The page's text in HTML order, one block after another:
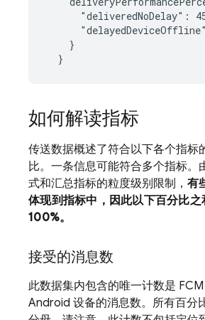
"deliveredNoDelay":
    }
如何解读指标
传送数据概述了符合以下各个指标
比。一条信息可能符合多个指标。
式和汇总指标的粒度级别限制， 有
体现到指标中，因此以下百分比之
100%。
接受的消息数
此数据集内包含的唯一计数是
Android 设备的消息数。所有百分